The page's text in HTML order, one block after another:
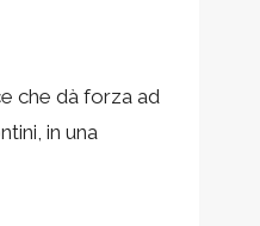
che dà forza ad
in una